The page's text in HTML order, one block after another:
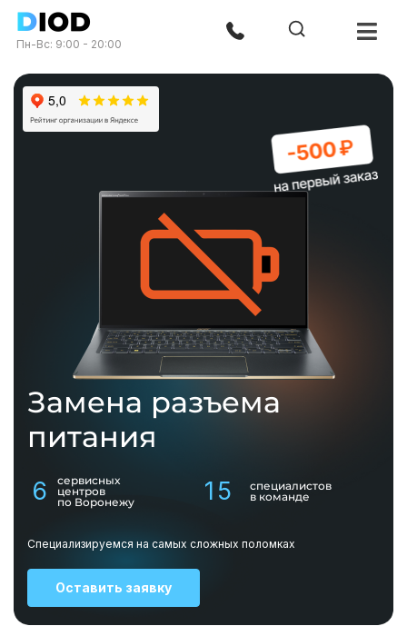
Пн-Вс: 9:00 - 20:00
Замена разъема
питания
6
сервисных
центров
по Воронежу
15
специалистов
в команде
Специализируемся на самых сложных поломках
Оставить заявку